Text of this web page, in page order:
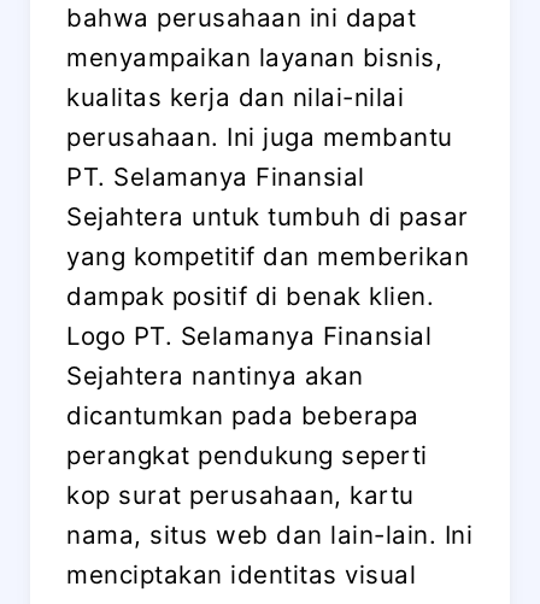
bahwa perusahaan ini dapat
menyampaikan layanan bisnis,
kualitas kerja dan nilai-nilai
perusahaan. Ini juga membantu
PT. Selamanya Finansial
Sejahtera untuk tumbuh di pasar
yang kompetitif dan memberikan
dampak positif di benak klien.
Logo PT. Selamanya Finansial
Sejahtera nantinya akan
dicantumkan pada beberapa
perangkat pendukung seperti
kop surat perusahaan, kartu
nama, situs web dan lain-lain. Ini
menciptakan identitas visual